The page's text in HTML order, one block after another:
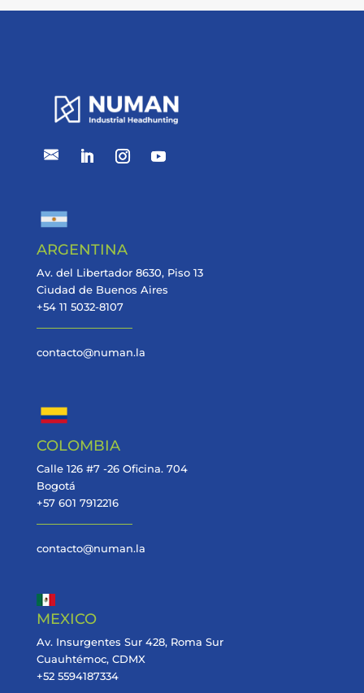
ARGENTINA
Av. del Libertador 8630, Piso 13
Ciudad de Buenos Aires
+54 11 5032-8107
contacto@numan.la
COLOMBIA
Calle 126 #7 -26 Oficina. 704
Bogotá
+57 601 7912216
contacto@numan.la
MEXICO
Av. Insurgentes Sur 428, Roma Sur
Cuauhtémoc, CDMX
+52 5594187334